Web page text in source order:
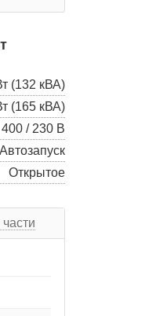
(132 кВА)
(165 кВА)
400 / 230 В
Автозапуск
Открытое